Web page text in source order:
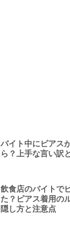
バイト中にピアス
ら？上手な言い訳
飲食店のバイトで
た？ピアス着用の
隠し方と注意点